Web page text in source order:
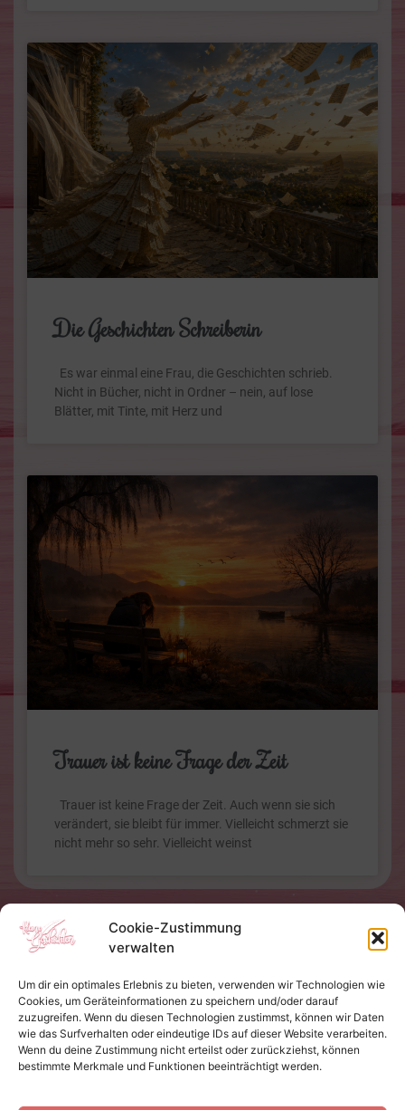
Cookie-Zustimmung
verwalten
Um dir ein optimales Erlebnis zu bieten, verwenden wir Technologien wie
Cookies, um Geräteinformationen zu speichern und/oder darauf
zuzugreifen. Wenn du diesen Technologien zustimmst, können wir Daten
wie das Surfverhalten oder eindeutige IDs auf dieser Website verarbeiten.
Wenn du deine Zustimmung nicht erteilst oder zurückziehst, können
bestimmte Merkmale und Funktionen beeinträchtigt werden.
Die Geschichten Schreiberin
Es war einmal eine Frau, die Geschichten schrieb.
Nicht in Bücher, nicht in Ordner – nein, auf lose
Blätter, mit Tinte, mit Herz und
Trauer ist keine Frage der Zeit
Trauer ist keine Frage der Zeit. Auch wenn sie sich
verändert, sie bleibt für immer. Vielleicht schmerzt sie
nicht mehr so sehr. Vielleicht weinst